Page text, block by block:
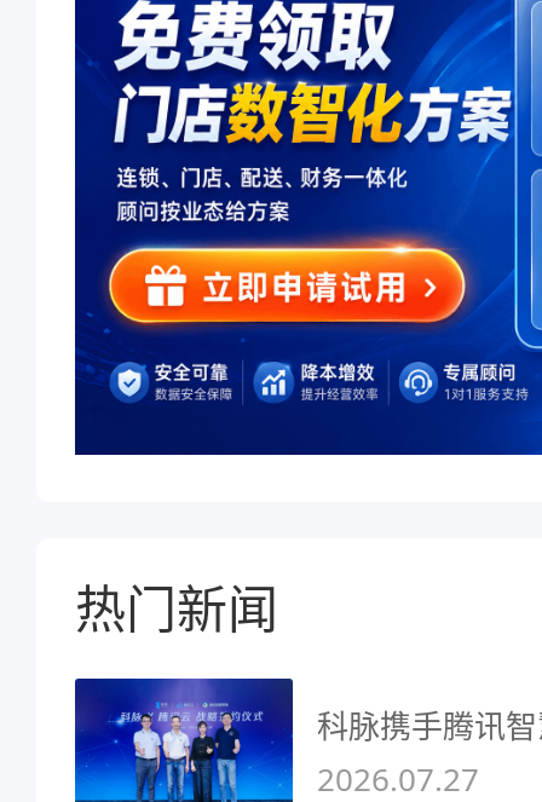
热门新闻
科脉携手腾讯
2026.07.27